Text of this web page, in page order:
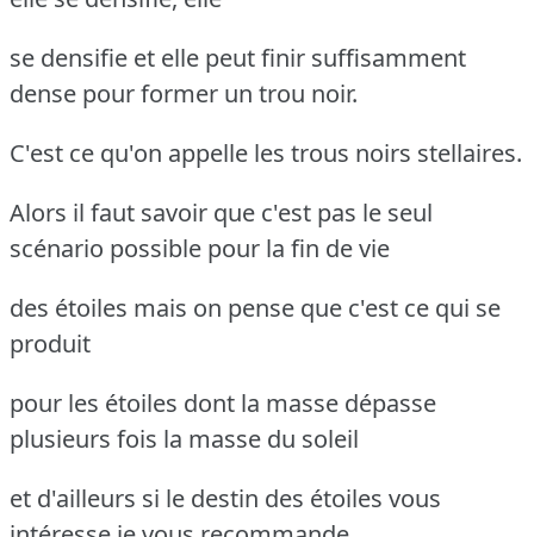
se densifie et elle peut finir suffisamment
dense pour former un trou noir.
C'est ce qu'on appelle les trous noirs stellaires.
Alors il faut savoir que c'est pas le seul
scénario possible pour la fin de vie
des étoiles mais on pense que c'est ce qui se
produit
pour les étoiles dont la masse dépasse
plusieurs fois la masse du soleil
et d'ailleurs si le destin des étoiles vous